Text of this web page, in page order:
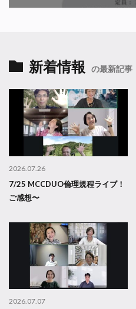
新着情報 の最新記事
2026.07.26
7/25 MCCDUO倫理規程ライブ！
ご感想〜
2026.07.07